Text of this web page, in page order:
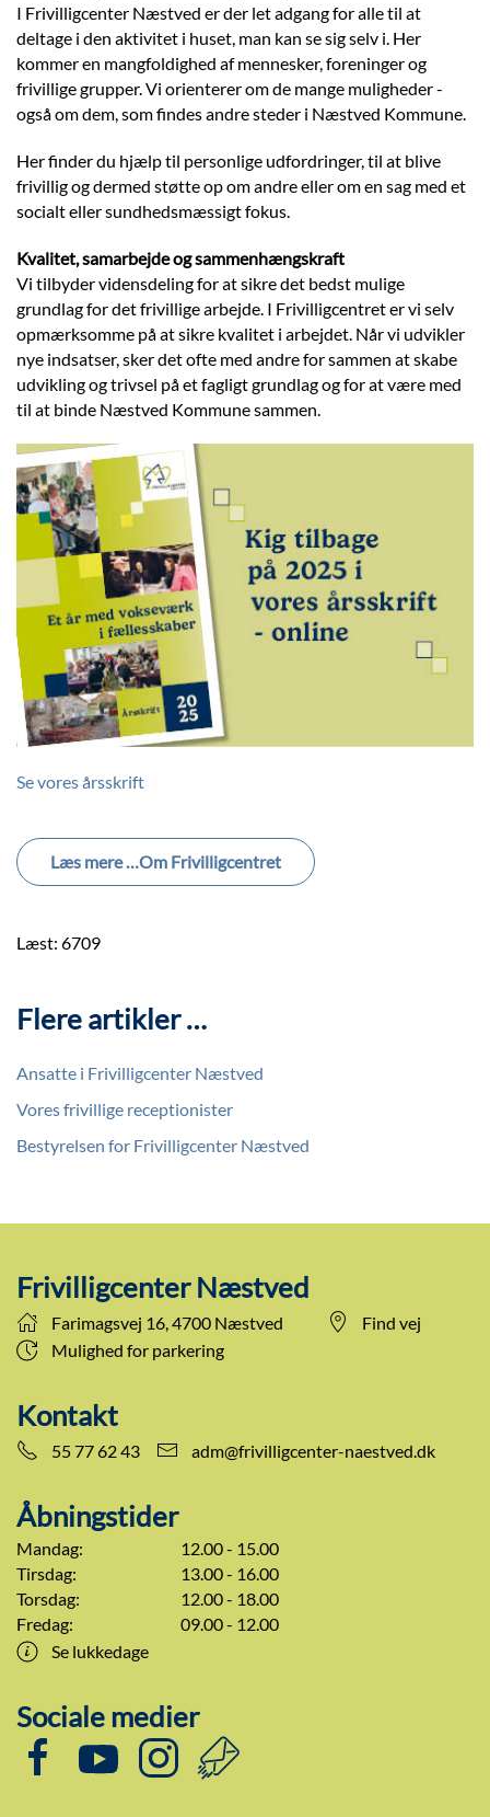
I Frivilligcenter Næstved er der let adgang for alle til at
deltage i den aktivitet i huset, man kan se sig selv i. Her
kommer en mangfoldighed af mennesker, foreninger og
frivillige grupper. Vi orienterer om de mange muligheder -
også om dem, som findes andre steder i Næstved Kommune.
Her finder du hjælp til personlige udfordringer, til at blive
frivillig og dermed støtte op om andre eller om en sag med et
socialt eller sundhedsmæssigt fokus.
Kvalitet, samarbejde og sammenhængskraft
Vi tilbyder vidensdeling for at sikre det bedst mulige
grundlag for det frivillige arbejde. I Frivilligcentret er vi selv
opmærksomme på at sikre kvalitet i arbejdet. Når vi udvikler
nye indsatser, sker det ofte med andre for sammen at skabe
udvikling og trivsel på et fagligt grundlag og for at være med
til at binde Næstved Kommune sammen.
Se vores årsskrift
Læs mere …Om Frivilligcentret
Læst: 6709
Flere artikler …
Ansatte i Frivilligcenter Næstved
Vores frivillige receptionister
Bestyrelsen for Frivilligcenter Næstved
Frivilligcenter Næstved
Farimagsvej 16, 4700 Næstved
Find vej
Mulighed for parkering
Kontakt
55 77 62 43 adm@frivilligcenter-naestved.dk
Åbningstider
Mandag:
12.00 - 15.00
Tirsdag:
13.00 - 16.00
Torsdag:
12.00 - 18.00
Fredag:
09.00 - 12.00
Se lukkedage
Sociale medier